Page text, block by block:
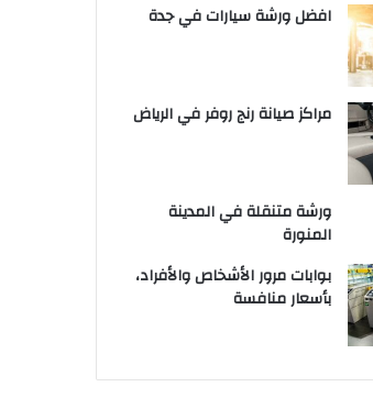
افضل ورشة سيارات في جدة
مراكز صيانة رنج روفر في الرياض
ورشة متنقلة في المدينة
المنورة
بوابات مرور الأشخاص والأفراد،
بأسعار منافسة